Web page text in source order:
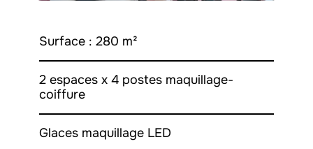
Surface : 280 m²
2 espaces x 4 postes maquillage-
coiffure
Glaces maquillage LED